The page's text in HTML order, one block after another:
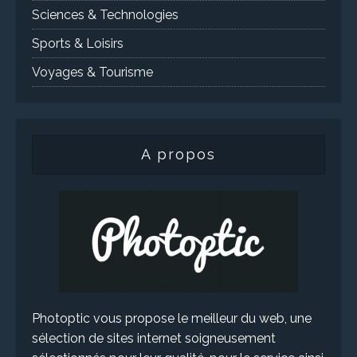
Sciences & Technologies
Sports & Loisirs
Voyages & Tourisme
A propos
Photoptic vous propose le meilleur du web, une
sélection de sites internet soigneusement